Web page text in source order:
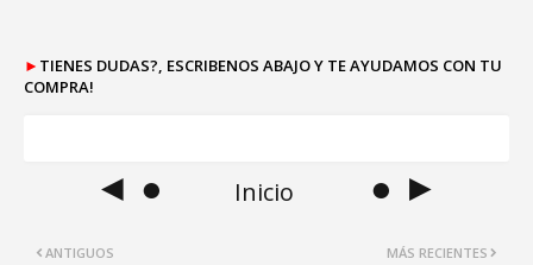
► TIENES DUDAS?, ESCRIBENOS ABAJO Y TE AYUDAMOS CON TU
COMPRA!
◄ ● Inicio ● ►
MÁS RECIENTES
ANTIGUOS